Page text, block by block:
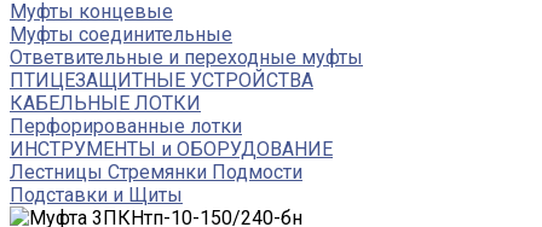
Муфты концевые
Муфты соединительные
Ответвительные и переходные муфты
ПТИЦЕЗАЩИТНЫЕ УСТРОЙСТВА
КАБЕЛЬНЫЕ ЛОТКИ
Перфорированные лотки
ИНСТРУМЕНТЫ и ОБОРУДОВАНИЕ
Лестницы Стремянки Подмости
Подставки и Щиты